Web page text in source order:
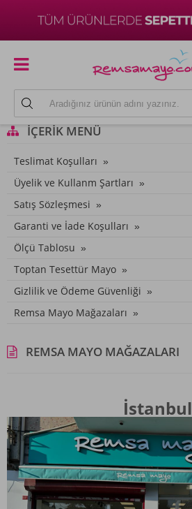
İÇERIK MENÜ
Teslimat Koşulları
Üyelik ve Kullanm Şartları
Satış Sözleşmesi
Garanti ve İade Koşulları
Ölçü Tablosu
Toptan Tesettür Mayo
Gizlilik ve Ödeme Güvenliği
Remsa Mayo Mağazaları
REMSA MAYO MAĞAZALARI
İstanbul